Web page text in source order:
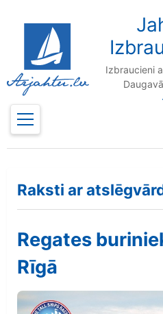
Izbraucieni
Raksti ar
Regates
Rīgā